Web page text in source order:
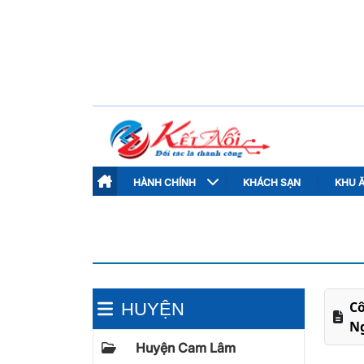
HÀNH CHÍNH KHÁCH SẠN KHU
HUYỆN
Huyện Cam Lâm